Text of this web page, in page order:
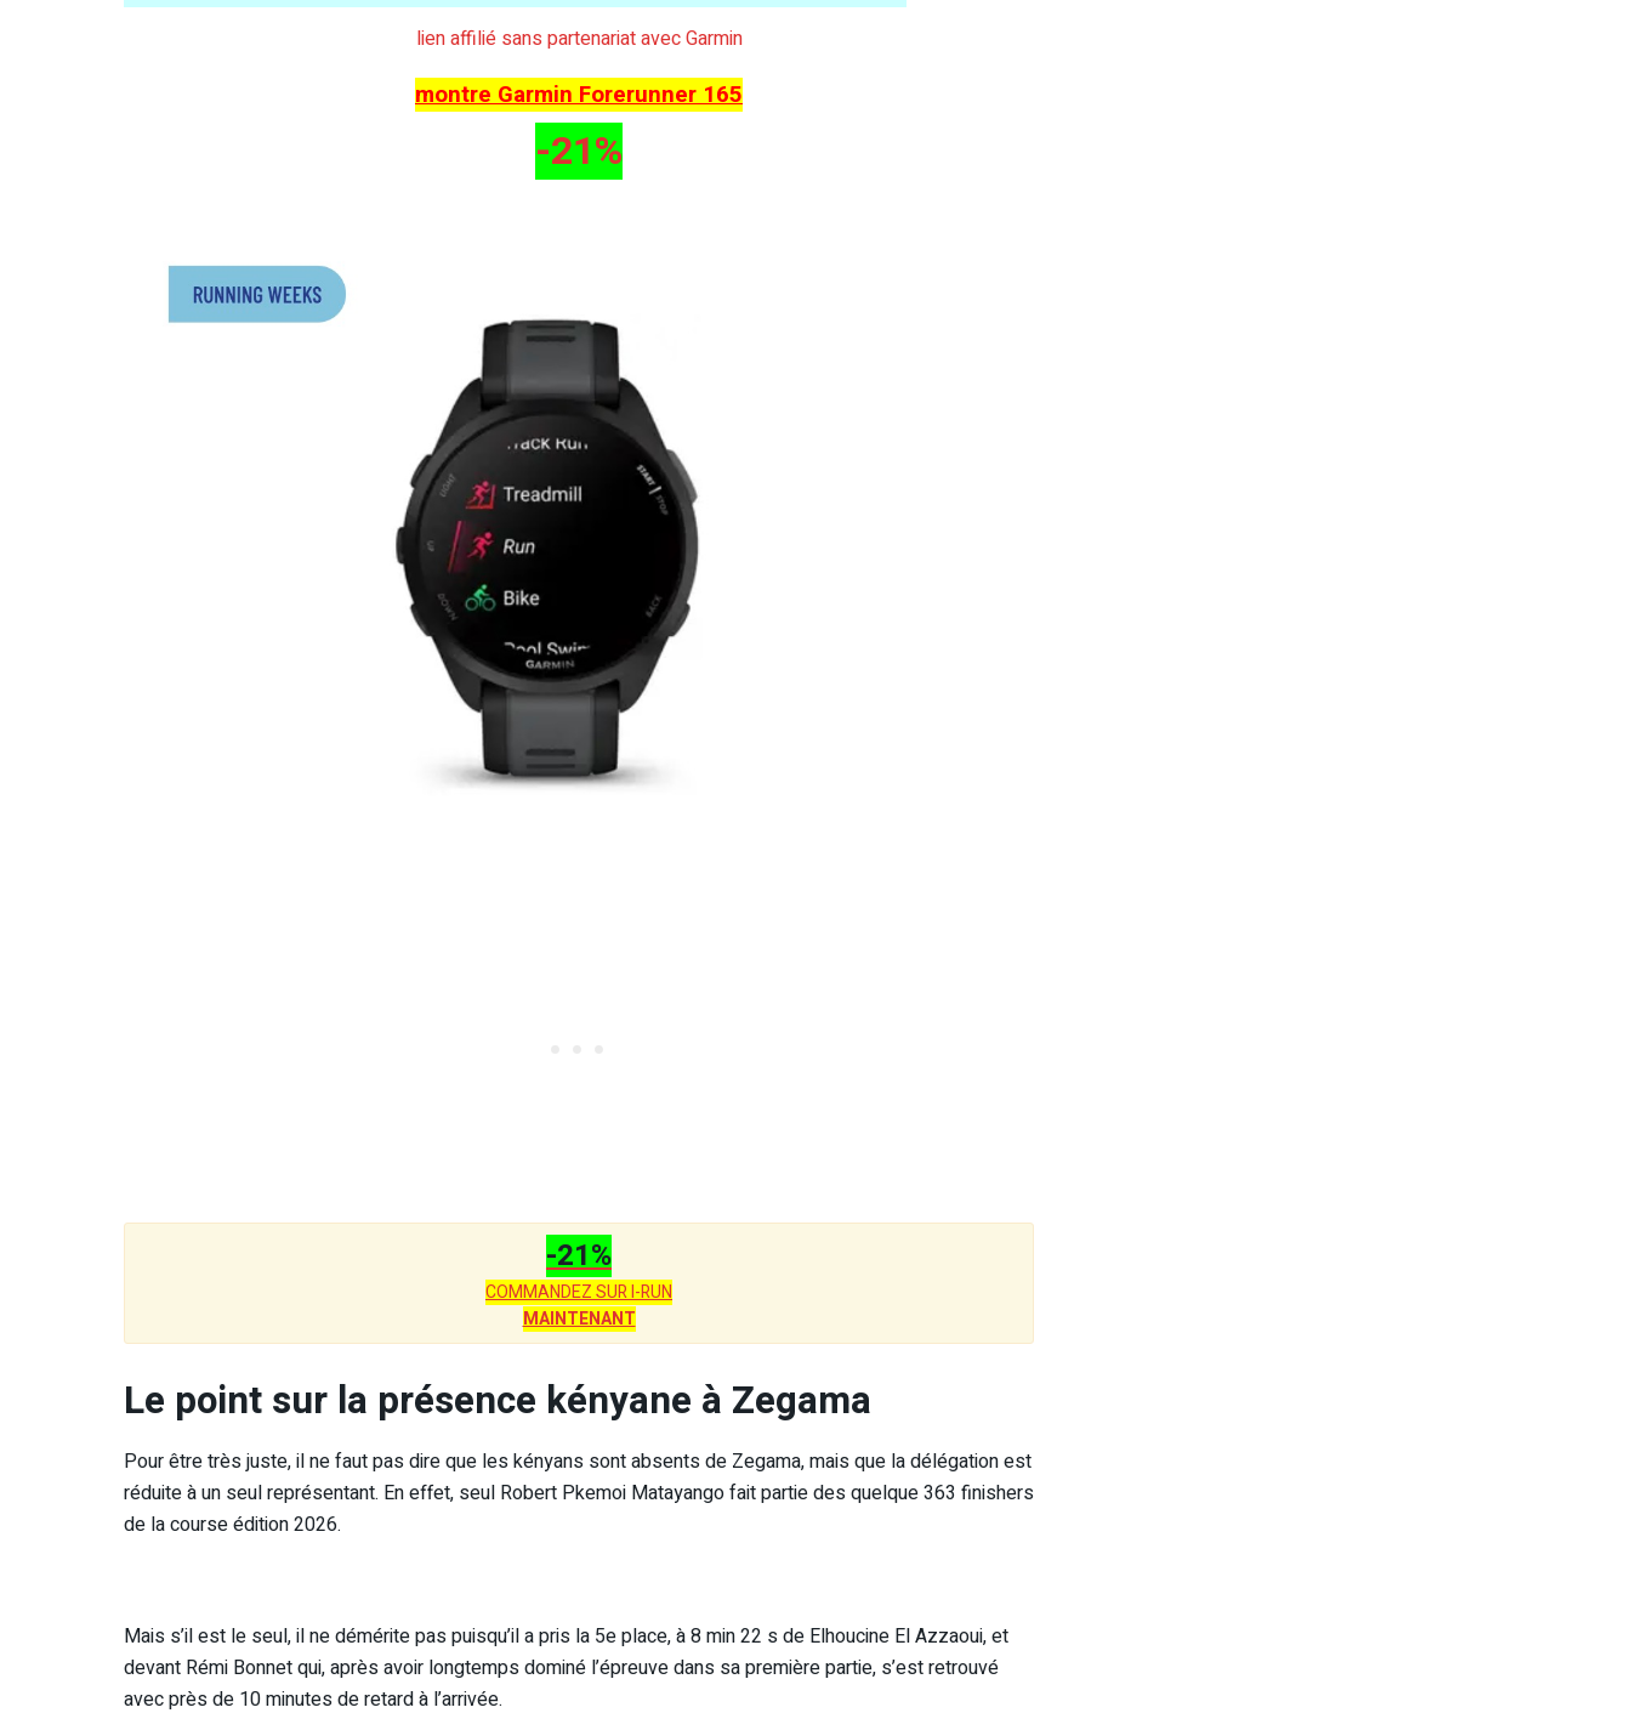
lien affilié sans partenariat avec Garmin
montre Garmin Forerunner 165
-21%
-21%
COMMANDEZ SUR I-RUN
MAINTENANT
Le point sur la présence kényane à Zegama
Pour être très juste, il ne faut pas dire que les kényans sont absents de Zegama, mais que la délégation est
réduite à un seul représentant. En effet, seul Robert Pkemoi Matayango fait partie des quelque 363 finishers
de la course édition 2026.
Mais s’il est le seul, il ne démérite pas puisqu’il a pris la 5e place, à 8 min 22 s de Elhoucine El Azzaoui, et
devant Rémi Bonnet qui, après avoir longtemps dominé l’épreuve dans sa première partie, s’est retrouvé
avec près de 10 minutes de retard à l’arrivée.